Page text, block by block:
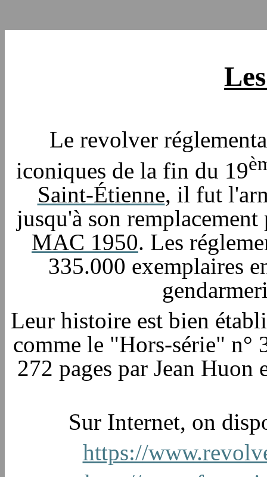
Le revolver
iconiques de la fin du 19
Saint-Étienne, il fut
jusqu'à son
MAC 1950. Les
335.000 exemplaires
Leur histoire est bien
comme le "Hors-série" n°
272 pages par Jean
Sur Internet, on
https://